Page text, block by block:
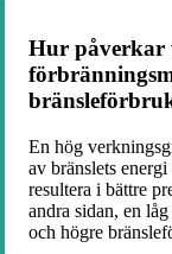
Hur påverkar
En hög
av bränslets
resultera i bättre
andra sidan, en
och högre